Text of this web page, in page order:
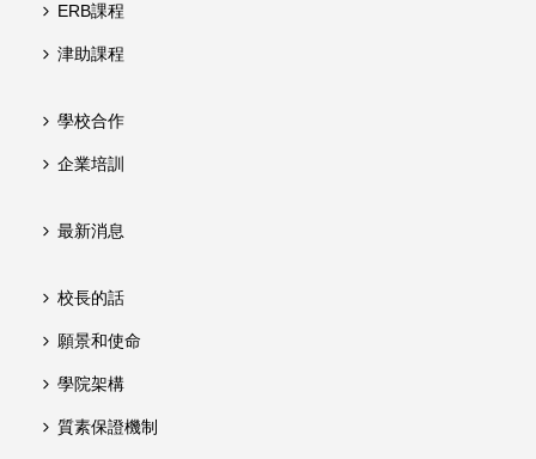
ERB課程
津助課程
學校合作
企業培訓
最新消息
校長的話
願景和使命
學院架構
質素保證機制